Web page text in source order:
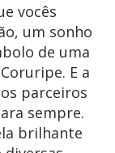
vocês
um sonho
de uma
E a
parceiros
sempre.
brilhante